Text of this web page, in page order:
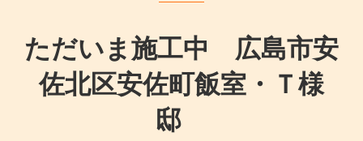
ただいま施工中 広島市安
佐北区安佐町飯室・Ｔ様
邸